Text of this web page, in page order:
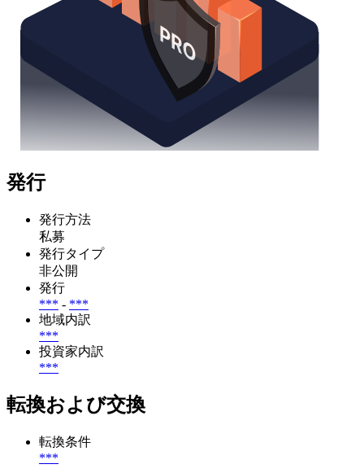
発行
発行方法
私募
発行タイプ
非公開
発行
*** - ***
地域内訳
***
投資家内訳
***
転換および交換
転換条件
***